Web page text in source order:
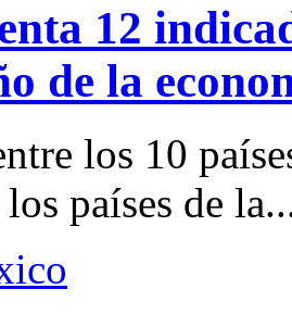
12
de la
los 10
países de